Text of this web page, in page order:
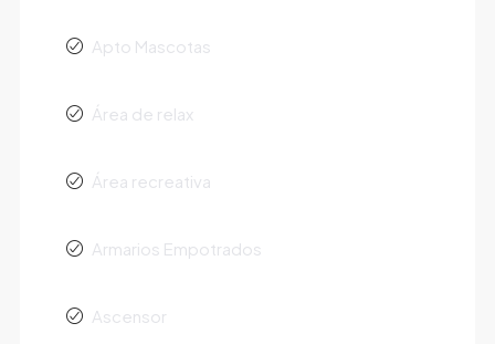
Apto Mascotas
Área de relax
Área recreativa
Armarios Empotrados
Ascensor